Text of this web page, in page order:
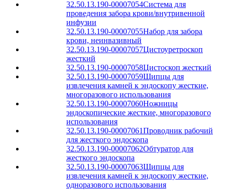
32.50.13.190-00007054Система для
проведения забора крови/внутривенной
инфузии
32.50.13.190-00007055Набор для забора
крови, неинвазивный
32.50.13.190-00007057Цистоуретроскоп
жесткий
32.50.13.190-00007058Цистоскоп жесткий
32.50.13.190-00007059Щипцы для
извлечения камней к эндоскопу жесткие,
многоразового использования
32.50.13.190-00007060Ножницы
эндоскопические жесткие, многоразового
использования
32.50.13.190-00007061Проводник рабочий
для жесткого эндоскопа
32.50.13.190-00007062Обтуратор для
жесткого эндоскопа
32.50.13.190-00007063Щипцы для
извлечения камней к эндоскопу жесткие,
одноразового использования